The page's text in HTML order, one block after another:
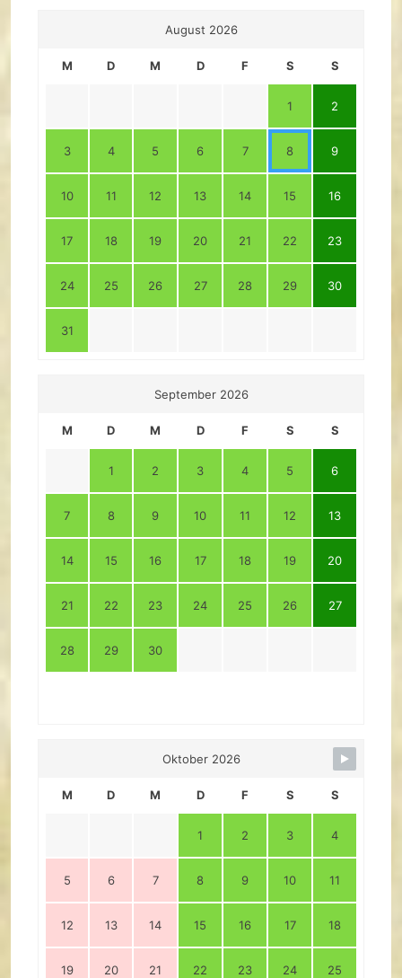
August 2026
M D M D F S S
1 2
3 4 5 6 7 8 9
10 11 12 13 14 15 16
17 18 19 20 21 22 23
24 25 26 27 28 29 30
31
September 2026
M D M D F S S
1 2 3 4 5 6
7 8 9 10 11 12 13
14 15 16 17 18 19 20
21 22 23 24 25 26 27
28 29 30
Oktober 2026
M D M D F S S
1 2 3 4
5 6 7 8 9 10 11
12 13 14 15 16 17 18
19 20 21 22 23 24 25